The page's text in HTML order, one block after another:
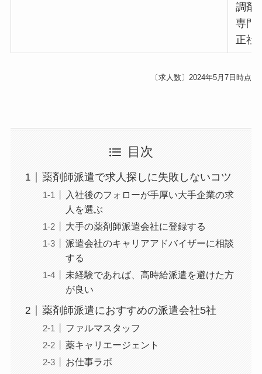
調剤
専門
正社
〔求人数〕2024年5月7日時点
目次
薬剤師派遣で求人探しに失敗しないコツ
入社後のフォローが手厚い大手企業の求
人を選ぶ
大手の薬剤師派遣会社に登録する
派遣会社のキャリアアドバイザーに相談
する
未経験であれば、高時給派遣を避けた方
が良い
薬剤師派遣におすすめの派遣会社5社
ファルマスタッフ
薬キャリエージェント
お仕事ラボ